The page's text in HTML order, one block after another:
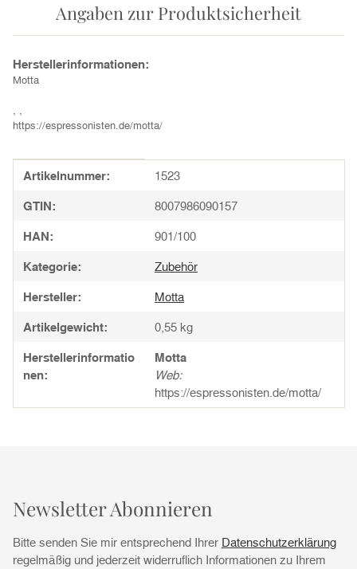
Angaben zur Produktsicherheit
Herstellerinformationen:
Motta
, ,
https://espressonisten.de/motta/
Produkteigenschaft
Wert
Artikelnummer: 1523
GTIN: 8007986090157
HAN: 901/100
Kategorie: Zubehör
Hersteller: Motta
Artikelgewicht: 0,55 kg
Herstellerinformatio
nen:
Motta
Web:
https://espressonisten.de/motta/
Newsletter Abonnieren
Bitte senden Sie mir entsprechend Ihrer Datenschutzerklärung
regelmäßig und jederzeit widerruflich Informationen zu Ihrem